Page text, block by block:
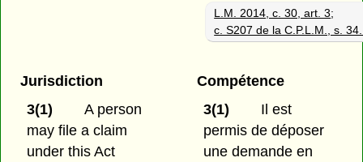
L.M. 2014, c. 30, art. 3;
c. S207 de la C.P.L.M., s.
Jurisdiction
3(1)
A person
may file a claim
under this Act
Compétence
3(1)
Il est
permis de déposer
une demande en